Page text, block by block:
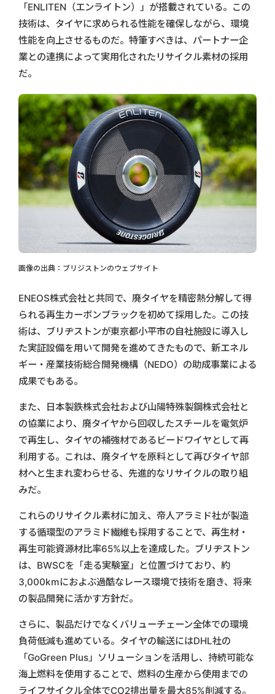
「ENLITEN（エンライトン）」が搭載されている。この
技術は、タイヤに求められる性能を確保しながら、環境
性能を向上させるものだ。特筆すべきは、パートナー企
業との連携によって実用化されたリサイクル素材の採用
だ。
画像の出典：ブリジストンのウェブサイト
ENEOS株式会社と共同で、廃タイヤを精密熱分解して得
られる再生カーボンブラックを初めて採用した。この技
術は、ブリヂストンが東京都小平市の自社施設に導入し
た実証設備を用いて開発を進めてきたもので、新エネル
ギー・産業技術総合開発機構（NEDO）の助成事業による
成果でもある。
また、日本製鉄株式会社および山陽特殊製鋼株式会社と
の協業により、廃タイヤから回収したスチールを電気炉
で再生し、タイヤの補強材であるビードワイヤとして再
利用する。これは、廃タイヤを原料として再びタイヤ部
材へと生まれ変わらせる、先進的なリサイクルの取り組
みだ。
これらのリサイクル素材に加え、帝人アラミド社が製造
する循環型のアラミド繊維も採用することで、再生材・
再生可能資源材比率65%以上を達成した。ブリヂストン
は、BWSCを「走る実験室」と位置づけており、約
3,000kmにおよぶ過酷なレース環境で技術を磨き、将来
の製品開発に活かす方針だ。
さらに、製品だけでなくバリューチェーン全体での環境
負荷低減も進めている。タイヤの輸送にはDHL社の
「GoGreen Plus」ソリューションを活用し、持続可能な
海上燃料を使用することで、燃料の生産から使用までの
ライフサイクル全体でCO2排出量を最大85%削減する。